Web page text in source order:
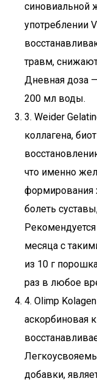
синовиальной
употреблении
травм,
Дневная доза
200 мл воды.
3. Weider
коллагена,
что именно
формирования
болеть
месяца с
из 10 г
раз в любое
4. Olimp
аскорбиновая
добавки,